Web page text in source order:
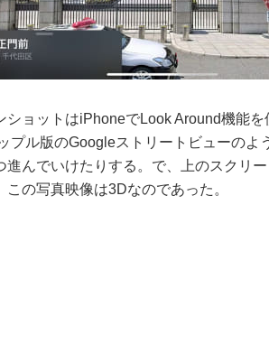
ョットはiPhoneでLook Around機能を
プル版のGoogleストリートビューのよ
進んでいけたりする。で、上のスクリ
この写真映像は3Dなのであった。